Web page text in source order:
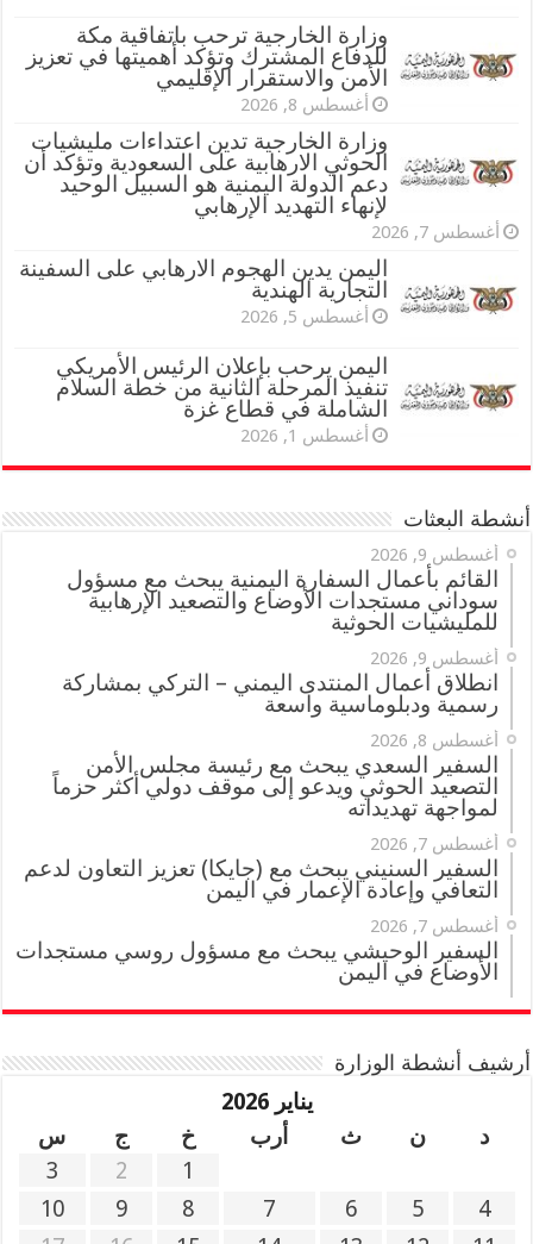
وزارة الخارجية ترحب باتفاقية مكة
للدفاع المشترك وتؤكد أهميتها في تعزيز
الأمن والاستقرار الإقليمي
أغسطس 8, 2026
وزارة الخارجية تدين اعتداءات مليشيات
الحوثي الارهابية على السعودية وتؤكد أن
دعم الدولة اليمنية هو السبيل الوحيد
لإنهاء التهديد الإرهابي
أغسطس 7, 2026
اليمن يدين الهجوم الارهابي على السفينة
التجارية الهندية
أغسطس 5, 2026
اليمن يرحب بإعلان الرئيس الأمريكي
تنفيذ المرحلة الثانية من خطة السلام
الشاملة في قطاع غزة
أغسطس 1, 2026
أنشطة البعثات
أغسطس 9, 2026
القائم بأعمال السفارة اليمنية يبحث مع مسؤول
سوداني مستجدات الأوضاع والتصعيد الإرهابية
للمليشيات الحوثية
أغسطس 9, 2026
انطلاق أعمال المنتدى اليمني – التركي بمشاركة
رسمية ودبلوماسية واسعة
أغسطس 8, 2026
السفير السعدي يبحث مع رئيسة مجلس الأمن
التصعيد الحوثي ويدعو إلى موقف دولي أكثر حزماً
لمواجهة تهديداته
أغسطس 7, 2026
السفير السنيني يبحث مع (جايكا) تعزيز التعاون لدعم
التعافي وإعادة الإعمار في اليمن
أغسطس 7, 2026
السفير الوحيشي يبحث مع مسؤول روسي مستجدات
الأوضاع في اليمن
أرشيف أنشطة الوزارة
يناير 2026
د
ن ث أرب خ ج
س
1
2
3
4
5
6
7
8
9
10